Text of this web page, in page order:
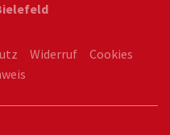
Widerruf
Cookies